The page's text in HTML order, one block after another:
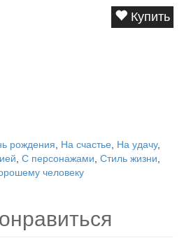
Купить
рождения На счастье На удачу,
С персонажами Стиль жизни
человеку